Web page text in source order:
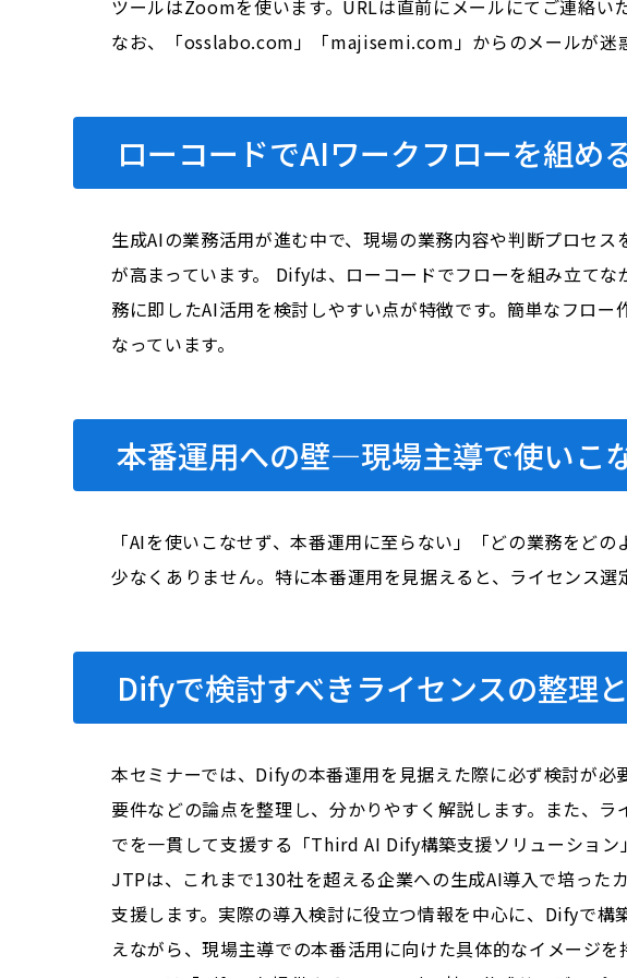
ツールはZoomを使います。URLは直前にメールにてご連絡いた
なお、「osslabo.com」「majisemi.com」からのメールが迷
ローコードでAIワークフローを組め
生成AIの業務活用が進む中で、現場の業務内容や判断プロセ
が高まっています。 Difyは、ローコードでフローを組み立て
務に即したAI活用を検討しやすい点が特徴です。簡単なフロ
なっています。
本番運用への壁―現場主導で使いこ
「AIを使いこなせず、本番運用に至らない」「どの業務をど
少なくありません。特に本番運用を見据えると、ライセンス
Difyで検討すべきライセンスの整理
本セミナーでは、Difyの本番運用を見据えた際に必ず検討が
要件などの論点を整理し、分かりやすく解説します。また、
でを一貫して支援する「Third AI Dify構築支援ソリューション
JTPは、これまで130社を超える企業への生成AI導入で培った
支援します。実際の導入検討に役立つ情報を中心に、Difyで
えながら、現場主導での本番活用に向けた具体的なイメージを